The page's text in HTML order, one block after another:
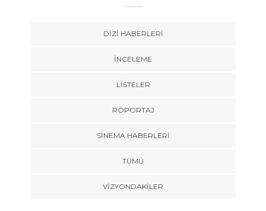
DIZI HABERLERI
İNCELEME
LISTELER
RÖPORTAJ
SINEMA HABERLERI
TÜMÜ
VIZYONDAKILER